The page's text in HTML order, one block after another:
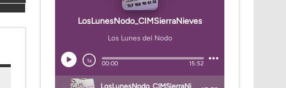
emprendedora vinculada a la comarca de la Sierra de
Leer más »